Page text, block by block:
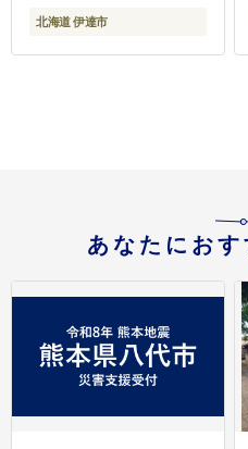
加 産地直送 お取り寄せ
北海道 伊達市
あなたにお